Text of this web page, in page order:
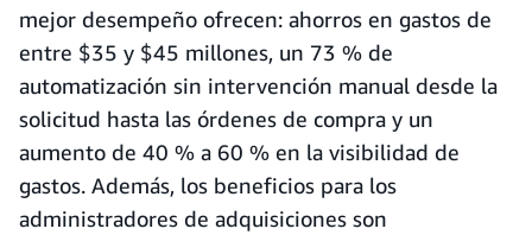
mejor desempeño ofrecen: ahorros en gastos de
entre $35 y $45 millones, un 73 % de
automatización sin intervención manual desde la
solicitud hasta las órdenes de compra y un
aumento de 40 % a 60 % en la visibilidad de
gastos. Además, los beneficios para los
administradores de adquisiciones son